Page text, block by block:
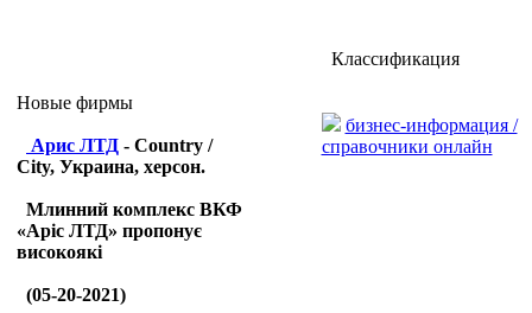
Новые фирмы
Арис ЛТД - Country /
City, Украина, херсон.
Млинний комплекс ВКФ
«Аріс ЛТД» пропонує
високоякі
(05-20-2021)
Классификация
бизнес-информация /
справочники онлайн